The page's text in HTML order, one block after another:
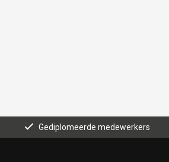
Gediplomeerde medewerkers